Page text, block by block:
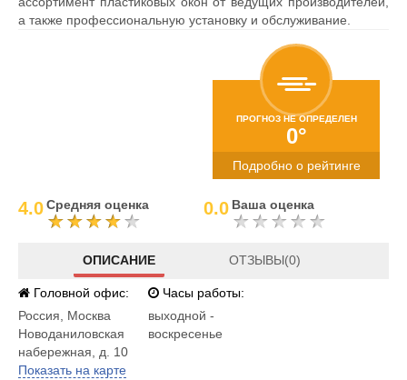
а также профессиональную установку и обслуживание.
ПРОГНОЗ НЕ ОПРЕДЕЛЕН
0°
Подробно о рейтинге
4.0Средняя оценка 0.0 Ваша оценка
ОПИСАНИЕ ОТЗЫВЫ(0)
Головной офис:
Россия
Москва
Новоданиловская
набережная, д. 10
Показать на карте
Часы работы:
выходной -
воскресенье